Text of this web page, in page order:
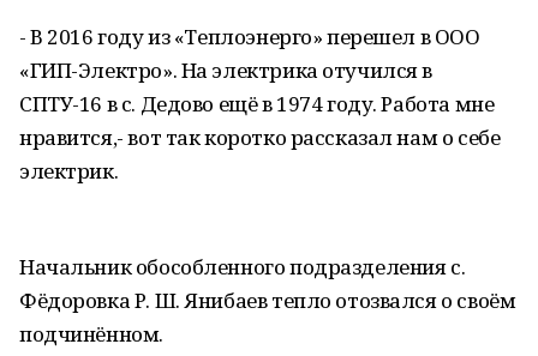
- В 2016 году из «Теплоэнерго» перешел в ООО
«ГИП-Электро». На электрика отучился в
СПТУ-16 в с. Дедово ещё в 1974 году. Работа мне
нравится,- вот так коротко рассказал нам о себе
электрик.
Начальник обособленного подразделения с.
Фёдоровка Р. Ш. Янибаев тепло отозвался о своём
подчинённом.